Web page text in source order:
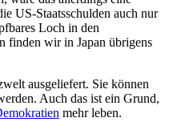
US-Staatsschulden auch nur
Loch in den
finden wir in Japan übrigens
ausgeliefert. Sie können
Auch das ist ein Grund,
mehr leben.